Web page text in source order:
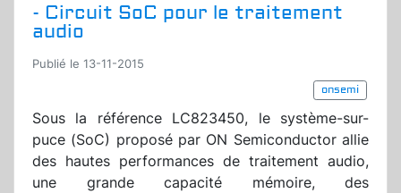
- Circuit SoC pour le traitement
audio
Publié le 13-11-2015
onsemi
Sous la référence LC823450, le système-sur-
puce (SoC) proposé par ON Semiconductor allie
des hautes performances de traitement audio,
une grande capacité mémoire, des